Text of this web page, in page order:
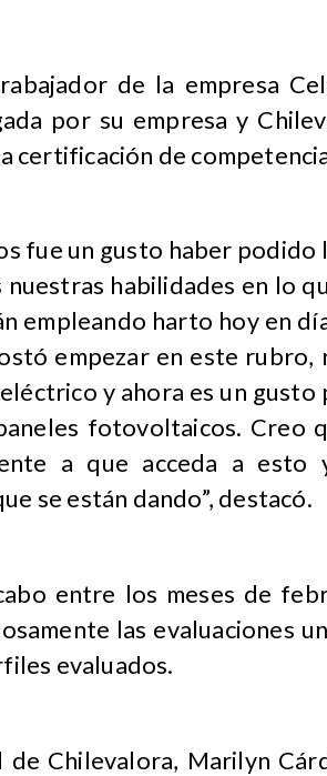
de la empresa
por su empresa y
certificación de
fue un gusto haber podido
habilidades en lo
empleando harto hoy en
empezar en este rubro,
y ahora es un gusto
fotovoltaicos. Creo
a que acceda a esto
se están dando”, destacó.
entre los meses de
las evaluaciones
evaluados.
Chilevalora, Marilyn